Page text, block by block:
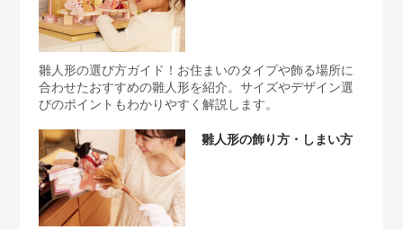
雛人形の選び方ガイド！お住まいのタイプや飾る場所に
合わせたおすすめの雛人形を紹介。サイズやデザイン選
びのポイントもわかりやすく解説します。
雛人形の飾り方・しまい方